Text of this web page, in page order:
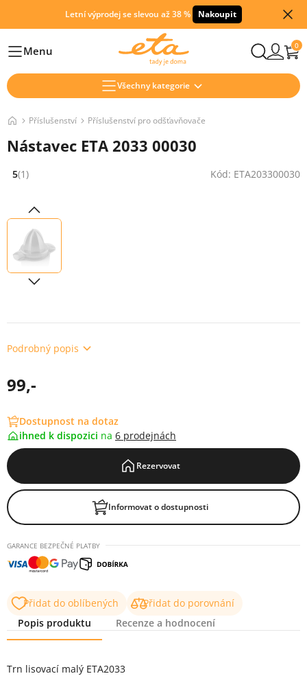
Letní výprodej se slevou až 38 % Nakoupit
HlavníMenu 0
Všechny kategorie
Příslušenství Příslušenství pro odšťavňovače
Nástavec ETA 2033 00030
Hodnocení: 5 z 5 (1 recenzí)
5(1) Kód: ETA203300030
Podrobný popis
99,-
Dostupnost na dotaz
ihned k dispozici na 6 prodejnách
Rezervovat
Informovat o dostupnosti
GARANCE BEZPEČNÉ PLATBY
Přidat do oblíbených
Přidat do porovnání
Popis produktu
Recenze a hodnocení
Trn lisovací malý ETA2033